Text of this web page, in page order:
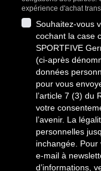
expérience d'achat
Souhaitez-vous
cochant la case
SPORTFIVE
(ci-après
données
pour vous
l’article 7 (3) du
votre
l’avenir. La
personnelles
inchangée.
e-mail à
d’informations,